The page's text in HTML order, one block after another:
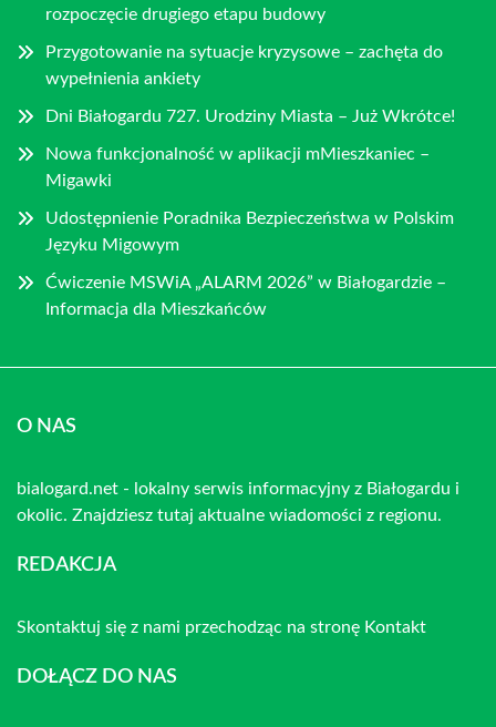
rozpoczęcie drugiego etapu budowy
Przygotowanie na sytuacje kryzysowe – zachęta do
wypełnienia ankiety
Dni Białogardu 727. Urodziny Miasta – Już Wkrótce!
Nowa funkcjonalność w aplikacji mMieszkaniec –
Migawki
Udostępnienie Poradnika Bezpieczeństwa w Polskim
Języku Migowym
Ćwiczenie MSWiA „ALARM 2026” w Białogardzie –
Informacja dla Mieszkańców
O NAS
bialogard.net - lokalny serwis informacyjny z Białogardu i
okolic. Znajdziesz tutaj aktualne wiadomości z regionu.
REDAKCJA
Skontaktuj się z nami przechodząc na stronę Kontakt
DOŁĄCZ DO NAS